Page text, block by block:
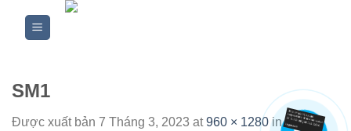
SM1
Được xuất bản 7 Tháng 3, 2023 at960 × 1280inXE